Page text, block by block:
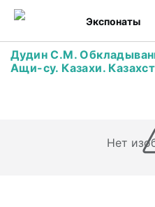
Экспонаты
Дудин С.М.
Ащи-су. Казахи.
Нет